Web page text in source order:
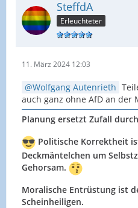
SteffdA
Erleuchteter
11. März 2024 12:03
Wolfgang Autenrieth
auch ganz ohne AfD an der
Planung ersetzt Zufall
Politische Korrektheit
Deckmäntelchen um
Gehorsam.
Moralische Entrüstung ist
Scheinheiligen.